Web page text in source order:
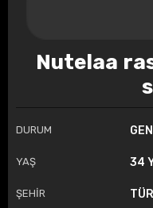
Nutelaa
DURUM
YAŞ 34
ŞEHİR